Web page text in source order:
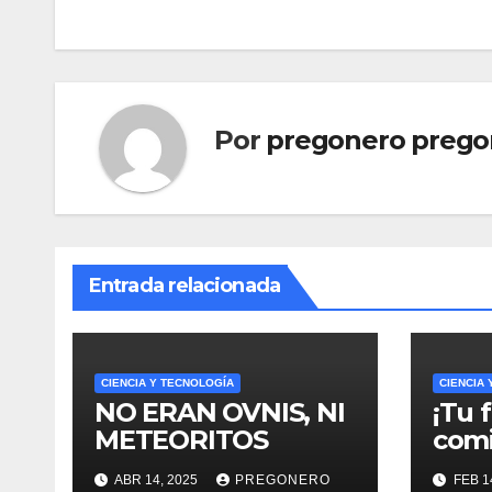
Por pregonero
Entrada relacionada
CIENCIA Y TECNOLOGÍA
NO ERAN OVNIS, NI
METEORITOS
ABR 14, 2025 PREGONERO
CIENCIA
¡Tu
FEB